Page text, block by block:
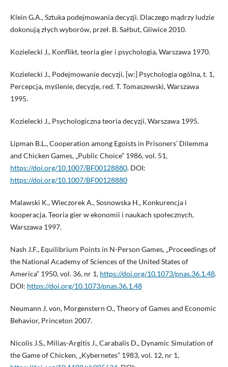
Klein G.A., Sztuka podejmowania decyzji. Dlaczego mądrzy ludzie
dokonują złych wyborów, przeł. B. Sałbut, Gliwice 2010.
Kozielecki J., Konflikt, teoria gier i psychologia, Warszawa 1970.
Kozielecki J., Podejmowanie decyzji, [w:] Psychologia ogólna, t. 1,
Percepcja, myślenie, decyzje, red. T. Tomaszewski, Warszawa
1995.
Kozielecki J., Psychologiczna teoria decyzji, Warszawa 1995.
Lipman B.L., Cooperation among Egoists in Prisoners’ Dilemma
and Chicken Games, „Public Choice” 1986, vol. 51,
https://doi.org/10.1007/BF00128880. DOI:
https://doi.org/10.1007/BF00128880
Malawski K., Wieczorek A., Sosnowska H., Konkurencja i
kooperacja. Teoria gier w ekonomii i naukach społecznych,
Warszawa 1997.
Nash J.F., Equilibrium Points in N-Person Games, „Proceedings of
the National Academy of Sciences of the United States of
America” 1950, vol. 36, nr 1, https://doi.org/10.1073/pnas.36.1.48.
DOI: https://doi.org/10.1073/pnas.36.1.48
Neumann J. von, Morgenstern O., Theory of Games and Economic
Behavior, Princeton 2007.
Nicolis J.S., Milias-Argitis J., Carabalis D., Dynamic Simulation of
the Game of Chicken, „Kybernetes” 1983, vol. 12, nr 1,